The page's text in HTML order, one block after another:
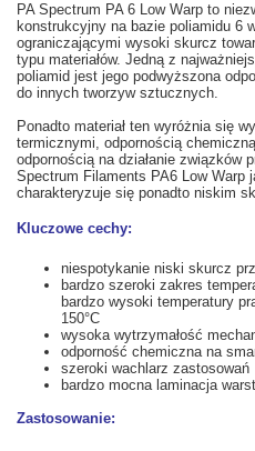
PA Spectrum PA 6 Low Warp to
konstrukcyjny na bazie poliamidu 6
ograniczającymi wysoki skurcz
typu materiałów. Jedną z
poliamid jest jego podwyższona
do innych tworzyw sztucznych.
Ponadto materiał ten wyróżnia się
termicznymi, odpornością
odpornością na działanie związków
Spectrum Filaments PA6 Low Warp
charakteryzuje się ponadto niskim
Kluczowe cechy:
niespotykanie niski skurcz
bardzo szeroki zakres
bardzo wysoki temperatury
150°C
wysoka wytrzymałość
odporność chemiczna na
szeroki wachlarz zastosowań
bardzo mocna laminacja
Zastosowanie: